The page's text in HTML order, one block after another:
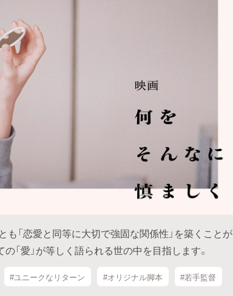
「恋愛と同等に大切で強固な関係性」を築くことが
「愛」が等しく語られる世の中を目指します。
#ユニークなリターン #オリジナル脚本 #若手監督